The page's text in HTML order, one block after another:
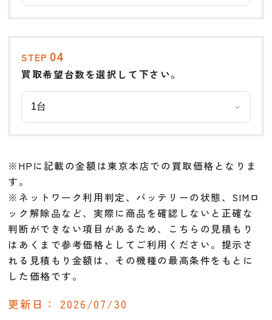
STEP 04
買取希望台数を選択して下さい。
※HPに記載の金額は東京本店での買取価格となりま
す。
※ネットワーク利用判定、バッテリーの状態、SIMロ
ック解除品など、実際に商品を確認しないと正確な
判断ができない項目があるため、こちらの見積もり
はあくまで参考価格としてご利用ください。提示さ
れる見積もり金額は、その機種の最高条件をもとに
した価格です。
更新日： 2026/07/30